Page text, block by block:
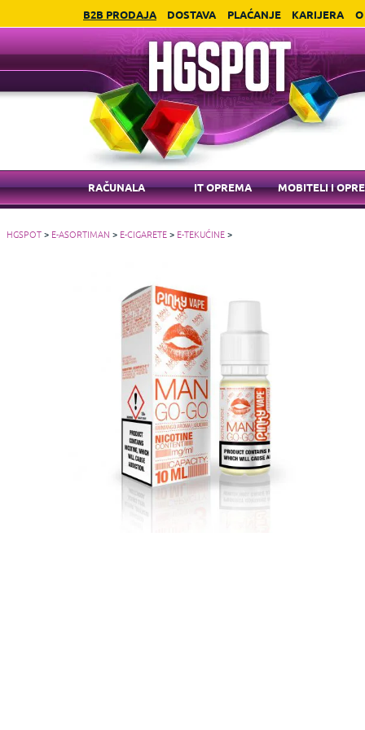
B2B PRODAJA DOSTAVA PLAĆANJE KARIJERA
RAČUNALA IT OPREMA MOBITELI I
HGSPOT> E-ASORTIMAN > E-CIGARETE> E-TEKUĆINE>